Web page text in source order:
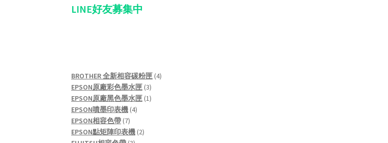
LINE好友募集中
BROTHER 全新相容碳粉匣 44
EPSON原廠彩色墨水匣 33
products
EPSON原廠黑色墨水匣 11
EPSON噴墨印表機 44
EPSON相容色帶 77
products
EPSON點矩陣印表機 22